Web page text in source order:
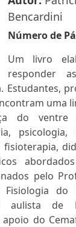
Bencardini
Número de
Um livro
responder
Estudantes,
uma
do ventre
psicologia,
pelo
do
aulista de
do